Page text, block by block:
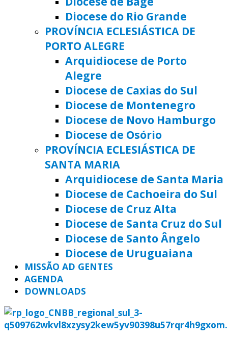
Diocese do Rio Grande
PROVÍNCIA ECLESIÁSTICA DE
PORTO ALEGRE
Arquidiocese de Porto
Alegre
Diocese de Caxias do Sul
Diocese de Montenegro
Diocese de Novo Hamburgo
Diocese de Osório
PROVÍNCIA ECLESIÁSTICA DE
SANTA MARIA
Arquidiocese de Santa Maria
Diocese de Cachoeira do Sul
Diocese de Cruz Alta
Diocese de Santa Cruz do Sul
Diocese de Santo Ângelo
Diocese de Uruguaiana
MISSÃO AD GENTES
AGENDA
DOWNLOADS